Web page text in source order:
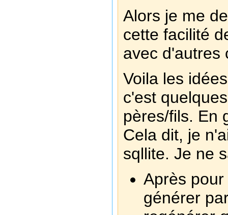
Alors je me
cette facilité
avec d'autres
Voila les
c'est
pères/fils. En
Cela dit, je
sqllite. Je ne
Après
générer